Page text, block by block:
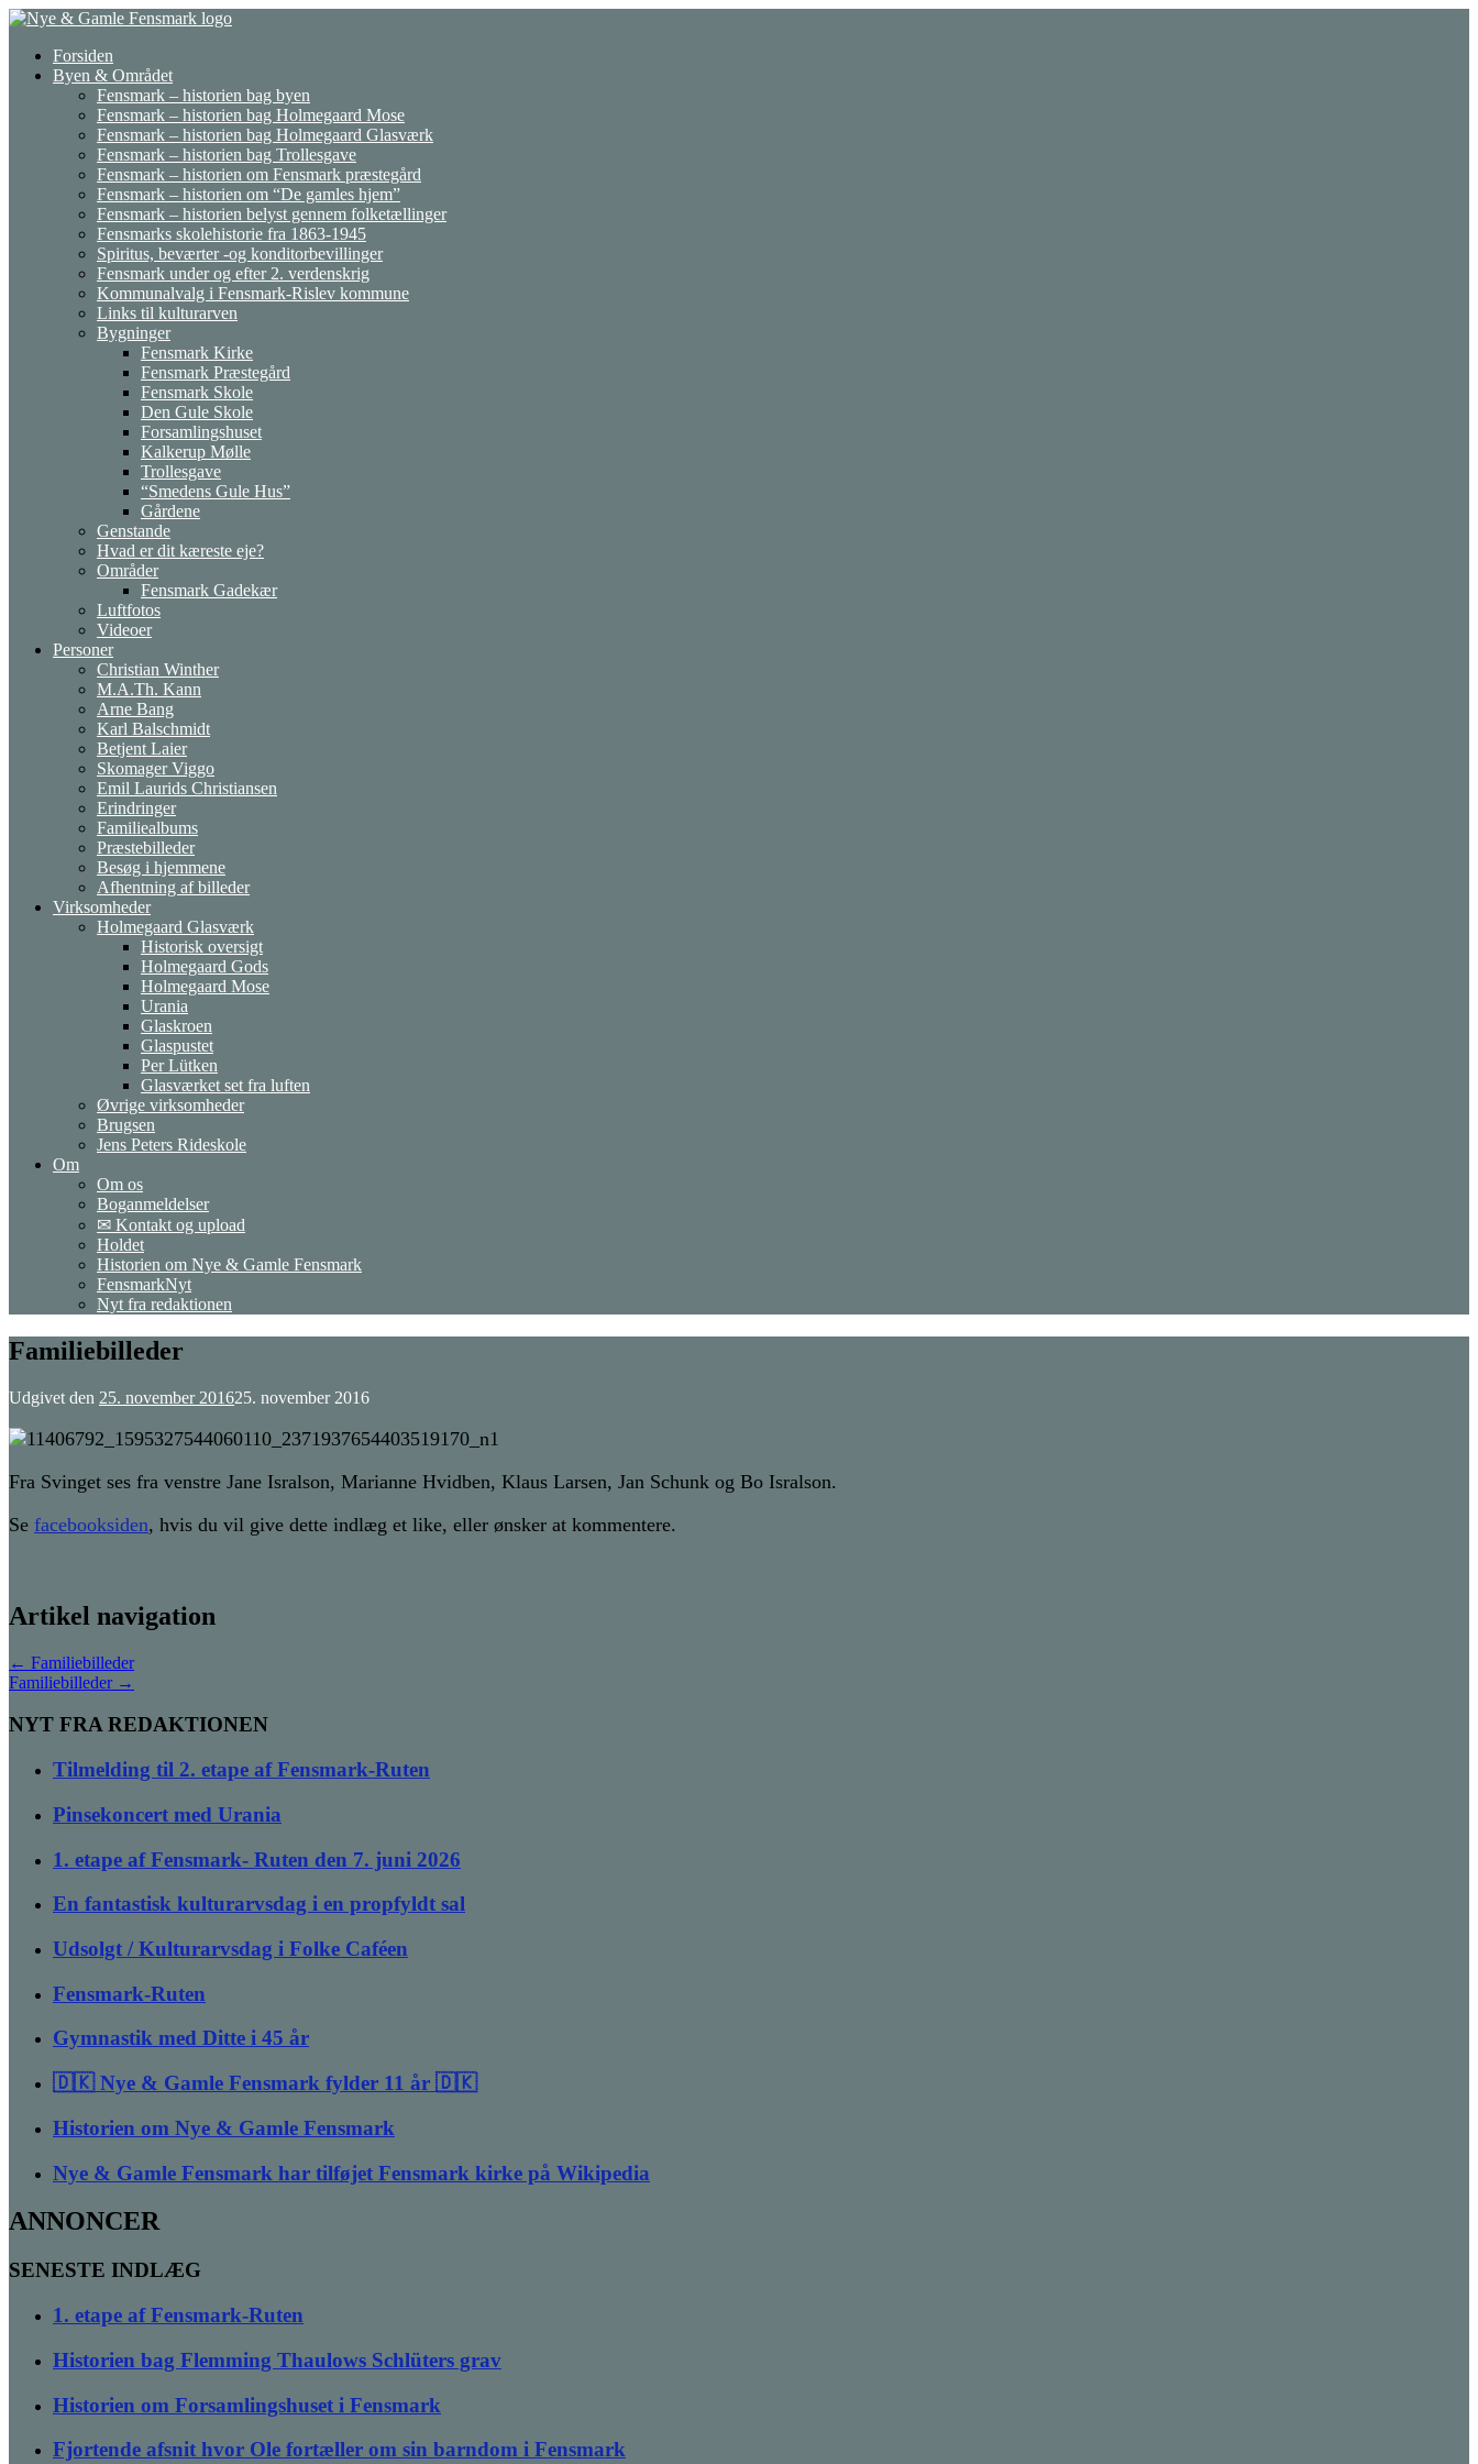
Gå
indholdForsiden
Byen & Området
Fensmark – historien bag byen
Fensmark – historien bag Holmegaard Mose
Fensmark – historien bag Holmegaard Glasværk
Fensmark – historien bag Trollesgave
Fensmark – historien om Fensmark præstegård
Fensmark – historien om “De gamles hjem”
Fensmark – historien belyst gennem folketællinger
Fensmarks skolehistorie fra 1863-1945
Spiritus, beværter -og konditorbevillinger
Fensmark under og efter 2. verdenskrig
Kommunalvalg i Fensmark-Rislev kommune
Links til kulturarven
Bygninger
Fensmark Kirke
Fensmark Præstegård
Fensmark Skole
Den Gule Skole
Forsamlingshuset
Kalkerup Mølle
Trollesgave
“Smedens Gule Hus”
Gårdene
Genstande
Hvad er dit kæreste eje?
Områder
Fensmark Gadekær
Luftfotos
Videoer
Personer
Christian Winther
M.A.Th. Kann
Arne Bang
Karl Balschmidt
Betjent Laier
Skomager Viggo
Emil Laurids Christiansen
Erindringer
Familiealbums
Præstebilleder
Besøg i hjemmene
Afhentning af billeder
Virksomheder
Holmegaard Glasværk
Historisk oversigt
Holmegaard Gods
Holmegaard Mose
Urania
Glaskroen
Glaspustet
Per Lütken
Glasværket set fra luften
Øvrige virksomheder
Brugsen
Jens Peters Rideskole
Om
Om os
Boganmeldelser
✉ Kontakt og upload
Holdet
Historien om Nye & Gamle Fensmark
FensmarkNyt
Nyt fra redaktionen
Familiebilleder
Udgivet den 25. november 201625. november 2016
Fra Svinget ses fra venstre Jane Isralson, Marianne Hvidben, Klaus Larsen, Jan Schunk og Bo Isralson.
Se facebooksiden, hvis du vil give dette indlæg et like, eller ønsker at kommentere.
Artikel navigation
← Familiebilleder
Familiebilleder →
NYT FRA REDAKTIONEN
Tilmelding til 2. etape af Fensmark-Ruten
Pinsekoncert med Urania
1. etape af Fensmark- Ruten den 7. juni 2026
En fantastisk kulturarvsdag i en propfyldt sal
Udsolgt / Kulturarvsdag i Folke Caféen
Fensmark-Ruten
Gymnastik med Ditte i 45 år
🇩🇰 Nye & Gamle Fensmark fylder 11 år 🇩🇰
Historien om Nye & Gamle Fensmark
Nye & Gamle Fensmark har tilføjet Fensmark kirke på Wikipedia
ANNONCER
SENESTE INDLÆG
1. etape af Fensmark-Ruten
Historien bag Flemming Thaulows Schlüters grav
Historien om Forsamlingshuset i Fensmark
Fjortende afsnit hvor Ole fortæller om sin barndom i Fensmark